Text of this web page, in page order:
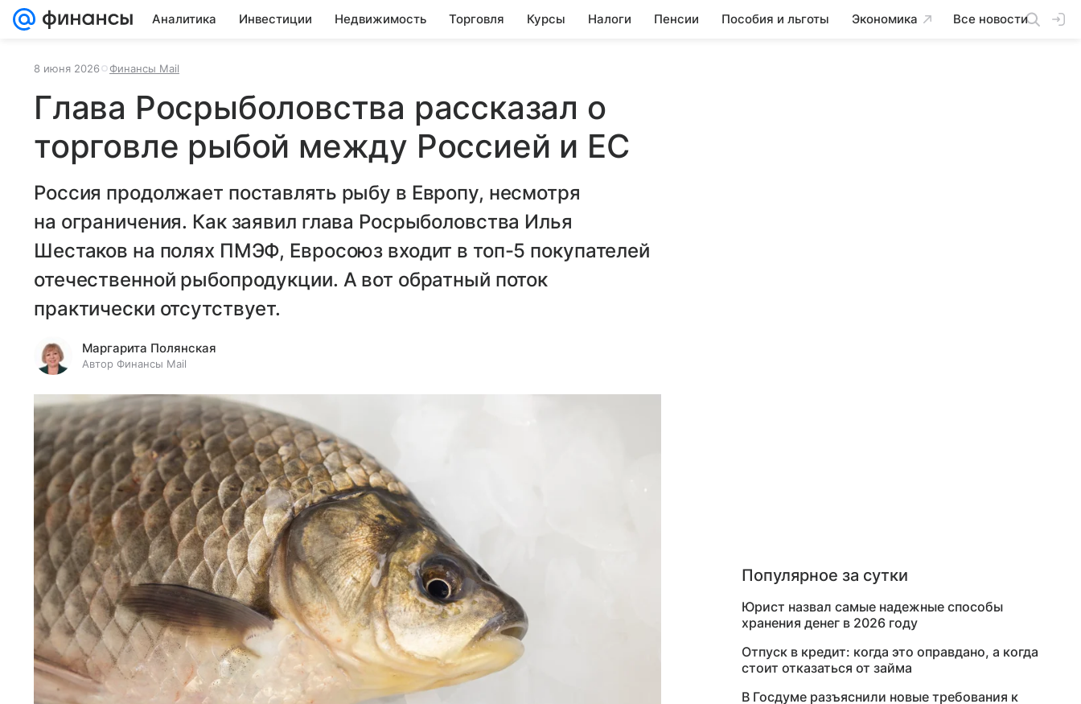
Аналитика Инвестиции Недвижимость Торговля Курсы Налоги Пенсии Пособия и льготы Экономика Все новости
8 июня 2026 Финансы Mail
Глава Росрыболовства рассказал о
торговле рыбой между Россией и ЕС
Россия продолжает поставлять рыбу в Европу, несмотря
на ограничения. Как заявил глава Росрыболовства Илья
Шестаков на полях ПМЭФ, Евросоюз входит в топ-5 покупателей
отечественной рыбопродукции. А вот обратный поток
практически отсутствует.
Маргарита Полянская
Автор Финансы Mail
Популярное за сутки
Юрист назвал самые надежные способы
хранения денег в 2026 году
Отпуск в кредит: когда это оправдано, а когда
стоит отказаться от займа
В Госдуме разъяснили новые требования к